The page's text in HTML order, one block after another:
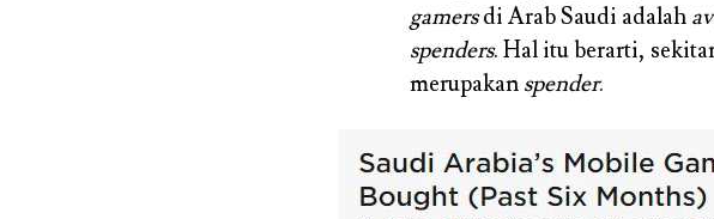
gamersdi Arab Saudi adalah
spenders. Hal itu berarti,
merupakan spender.